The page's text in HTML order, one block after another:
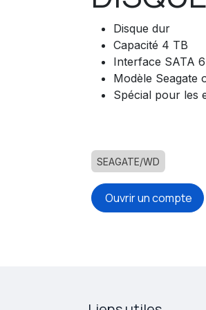
Disque dur
Capacité 4 TB
Interface SATA
Modèle Seagate
Spécial pour les
SEAGATE/WD
Ouvrir un compte